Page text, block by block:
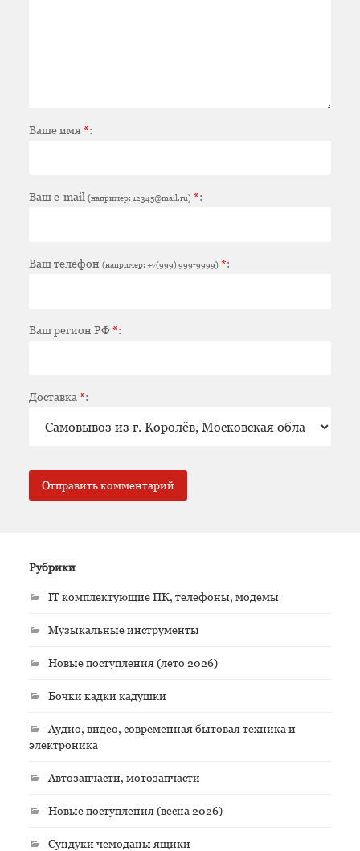
Ваше имя*:
Ваш e-mail (например: 12345@mail.ru) *:
Ваш телефон (например: +7(999) 999-9999) *:
Ваш регион РФ*:
Доставка *:
Рубрики
IT комплектующие ПК, телефоны, модемы
Музыкальные инструменты
Новые поступления (лето 2026)
Бочки кадки кадушки
Аудио, видео, современная бытовая техника и
электроника
Автозапчасти, мотозапчасти
Новые поступления (весна 2026)
Сундуки чемоданы ящики